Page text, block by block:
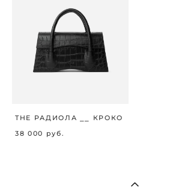
THE РАДИОЛА ⎯⎯ КРОКО
38 000 pуб.